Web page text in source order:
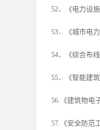
52．《电力设
53．《城市电
54．《综合布
55．《智能建筑
56.《建筑物电
57.《安全防范